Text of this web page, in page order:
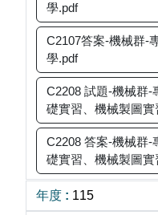
學.pdf
C2107答案-機械群-
學.pdf
C2208 試題-機械群-
礎實習、機械製圖實
C2208 答案-機械群-
礎實習、機械製圖實
115